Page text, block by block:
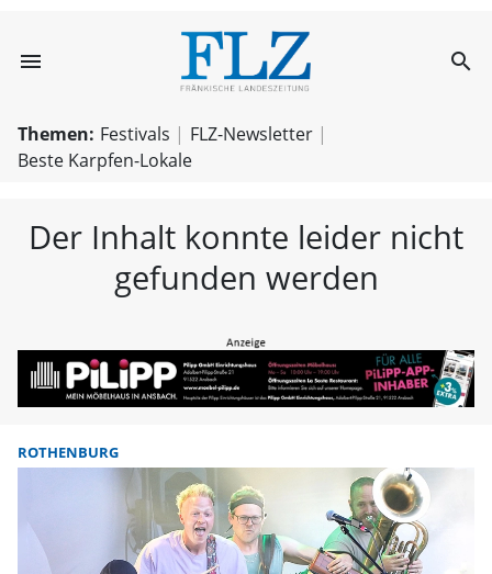
menu FLZ – search
Themen: Festivals
FLZ-Newsletter
Beste Karpfen-Lokale
Der Inhalt konnte leider nicht
gefunden werden
ROTHENBURG